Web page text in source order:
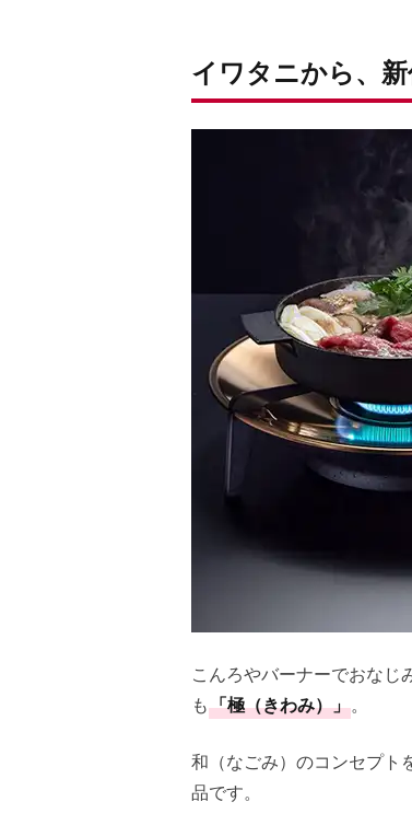
イワタニから、
こんろやバーナーでおなじ
も「極（きわみ）」。
和（なごみ）のコンセプト
品です。